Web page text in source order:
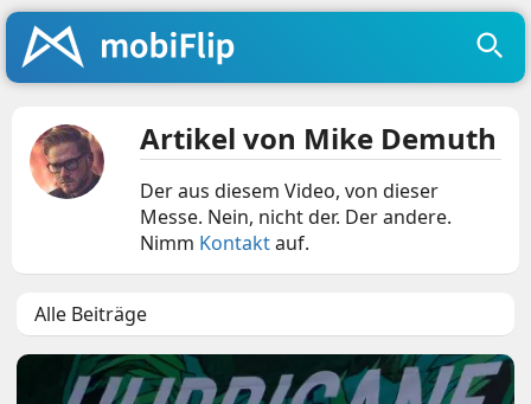
Artikel von Mike Demuth
Der aus diesem Video, von dieser
Messe. Nein, nicht der. Der andere.
Nimm Kontaktauf.
Alle Beiträge